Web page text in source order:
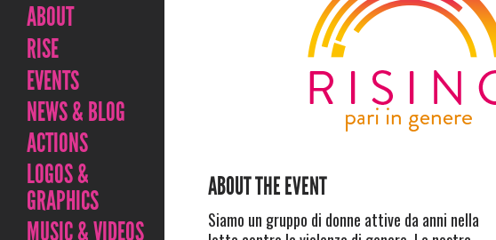
ABOUT
RISE
EVENTS
NEWS & BLOG
ACTIONS
LOGOS &
GRAPHICS
MUSIC & VIDEOS
ABOUT THE EVENT
Siamo un gruppo di donne attive da anni nella